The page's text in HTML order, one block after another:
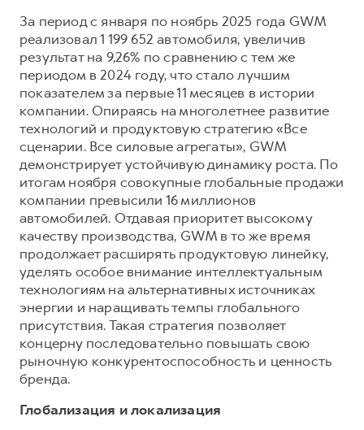
За период с января по ноябрь 2025 года GWM
реализовал 1 199 652 автомобиля, увеличив
результат на 9,26% по сравнению с тем же
периодом в 2024 году, что стало лучшим
показателем за первые 11 месяцев в истории
компании. Опираясь на многолетнее развитие
технологий и продуктовую стратегию «Все
сценарии. Все силовые агрегаты», GWM
демонстрирует устойчивую динамику роста. По
итогам ноября совокупные глобальные продажи
компании превысили 16 миллионов
автомобилей. Отдавая приоритет высокому
качеству производства, GWM в то же время
продолжает расширять продуктовую линейку,
уделять особое внимание интеллектуальным
технологиям на альтернативных источниках
энергии и наращивать темпы глобального
присутствия. Такая стратегия позволяет
концерну последовательно повышать свою
рыночную конкурентоспособность и ценность
бренда.
Глобализация и локализация